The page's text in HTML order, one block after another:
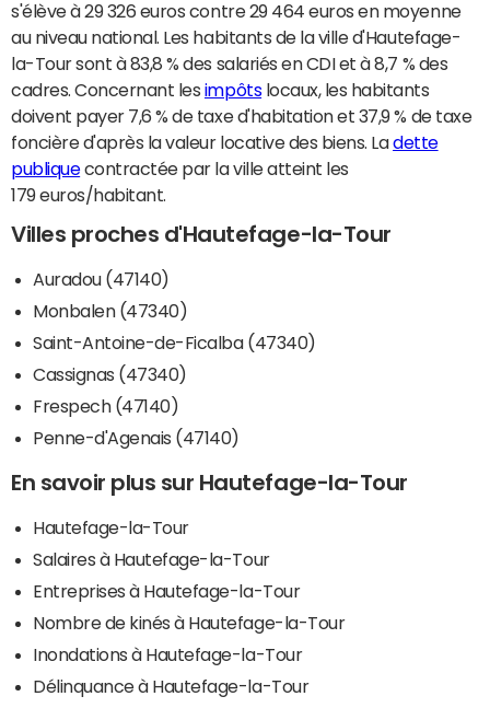
s'élève à 29 326 euros contre 29 464 euros en moyenne
au niveau national. Les habitants de la ville d'Hautefage-
la-Tour sont à 83,8 % des salariés en CDI et à 8,7 % des
cadres. Concernant les impôtslocaux, les habitants
doivent payer 7,6 % de taxe d'habitation et 37,9 % de taxe
foncière d'après la valeur locative des biens. Ladette
publiquecontractée par la ville atteint les
179 euros/habitant.
Villes proches d'Hautefage-la-Tour
Auradou (47140)
Monbalen (47340)
Saint-Antoine-de-Ficalba (47340)
Cassignas (47340)
Frespech (47140)
Penne-d'Agenais (47140)
En savoir plus sur Hautefage-la-Tour
Hautefage-la-Tour
Salaires à Hautefage-la-Tour
Entreprises à Hautefage-la-Tour
Nombre de kinés à Hautefage-la-Tour
Inondations à Hautefage-la-Tour
Délinquance à Hautefage-la-Tour